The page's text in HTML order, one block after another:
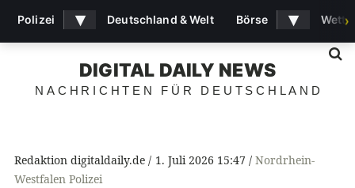
DIGITAL DAILY NEWS
NACHRICHTEN FÜR DEUTSCHLAND
Redaktion digitaldaily.de 1. Juli 2026 15:47
Nordrhein-
Westfalen Polizei
Polizei ▾ Deutschland & Welt Börse ▾ ›